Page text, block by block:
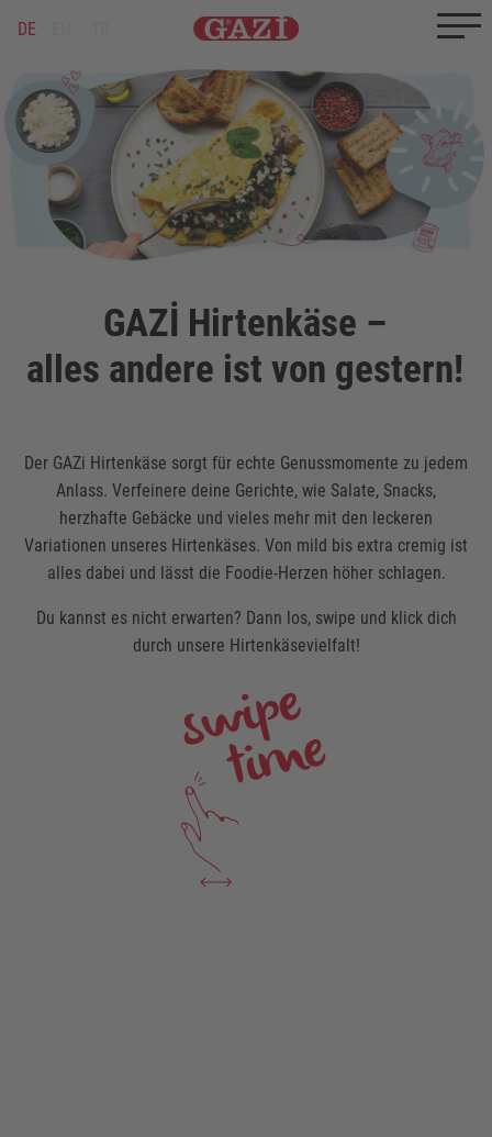
DE
GAZİ Hirtenkäse –
alles andere ist von gestern!
Der GAZi Hirtenkäse sorgt für echte Genussmomente zu jedem
Anlass. Verfeinere deine Gerichte, wie Salate, Snacks,
herzhafte Gebäcke und vieles mehr mit den leckeren
Variationen unseres Hirtenkäses. Von mild bis extra cremig ist
alles dabei und lässt die Foodie-Herzen höher schlagen.
Du kannst es nicht erwarten? Dann los, swipe und klick dich
durch unsere Hirtenkäsevielfalt!